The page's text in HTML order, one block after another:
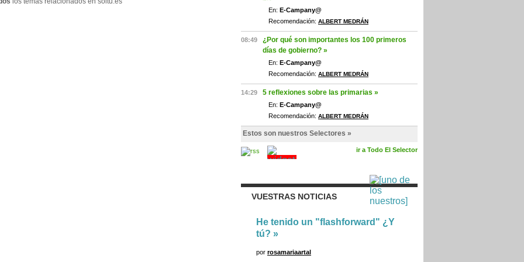
En: E-Campany@
Recomendación: ALBERT MEDRÁN
08:49
¿Por qué son importantes los 100 primeros
días de gobierno? »
En: E-Campany@
Recomendación: ALBERT MEDRÁN
14:29 5 reflexiones sobre las primarias »
En: E-Campany@
Recomendación: ALBERT MEDRÁN
Estos son nuestros Selectores »
ir a Todo El Selector
VUESTRAS NOTICIAS
He tenido un "flashforward" ¿Y
tú? »
por rosamariaartal